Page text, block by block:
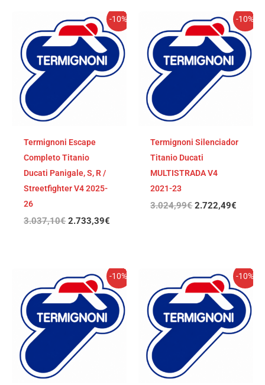
-10%
Termignoni Escape
Completo Titanio
Ducati Panigale, S, R /
Streetfighter V4 2025-
26
3.037,10€
precio
original
era:
3.037,10€.
2.733,39€
El
precio
actual
es:
2.733,39€.
-10%
Termignoni Silenciador
Titanio Ducati
MULTISTRADA V4
2021-23
3.024,99€
precio
original
era:
3.024,99€.
2.722,49€
El
precio
actual
es:
-10%
precio
original
era:
2.994,75€.
El
precio
actual
es:
2.695,28€.
-10%
precio
original
era:
2.988,70€.
El
precio
actual
es: